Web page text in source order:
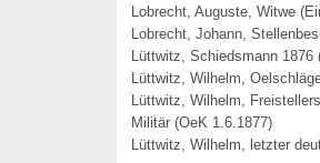
Lobrecht, Auguste, Witwe
Lobrecht, Johann,
Lüttwitz, Schiedsmann 1876
Lüttwitz, Wilhelm,
Lüttwitz, Wilhelm,
Militär (OeK 1.6.1877)
Lüttwitz, Wilhelm, letzter